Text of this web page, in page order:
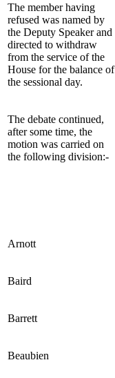
The member having
refused was named by
the Deputy Speaker and
directed to withdraw
from the service of the
House for the balance of
the sessional day.
The debate continued,
after some time, the
motion was carried on
the following division:-
Arnott
Baird
Barrett
Beaubien